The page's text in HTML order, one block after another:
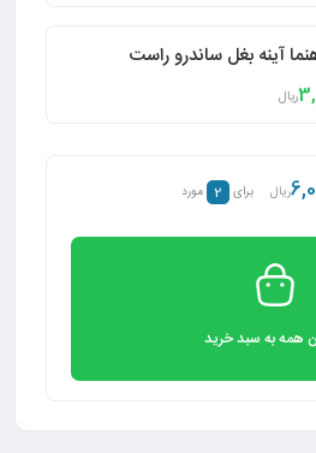
آینه بغل ساندرو راست
ریال
ریال برای 2 مورد
همه به سبد خرید